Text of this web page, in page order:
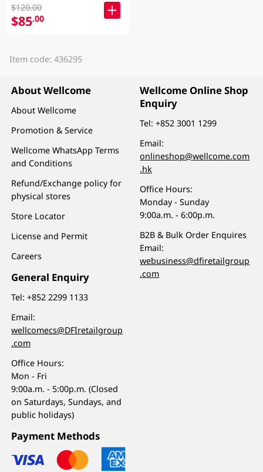
$120.00
$85.00
Item code: 436295
About Wellcome
About Wellcome
Promotion & Service
Wellcome WhatsApp Terms
and Conditions
Refund/Exchange policy for
physical stores
Store Locator
License and Permit
Careers
General Enquiry
Tel:+852 2299 1133
Email:
wellcomecs@DFIretailgroup
.com
Office Hours:
Mon - Fri
9:00a.m. - 5:00p.m. (Closed
on Saturdays, Sundays, and
public holidays)
Wellcome Online Shop
Enquiry
Tel:+852 3001 1299
Email:
onlineshop@wellcome.com
.hk
Office Hours:
Monday - Sunday
9:00a.m. - 6:00p.m.
B2B & Bulk Order Enquires
Email:
webusiness@dfiretailgroup
.com
Payment Methods